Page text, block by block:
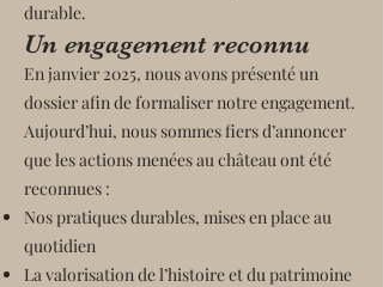
durable.
Un engagement reconnu
En janvier 2025, nous avons présenté un
dossier afin de formaliser notre engagement.
Aujourd’hui, nous sommes fiers d’annoncer
que les actions menées au château ont été
reconnues :
Nos pratiques durables, mises en place au
quotidien
La valorisation de l’histoire et du patrimoine